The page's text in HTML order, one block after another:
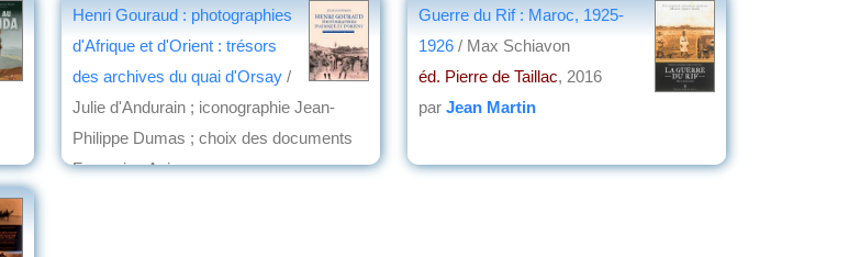
Henri Gouraud : photographies
d'Afrique et d'Orient : trésors
des archives du quai d'Orsay /
Julie d'Andurain ; iconographie Jean-
Philippe Dumas ; choix des documents
Françoise Aujogue
Guerre du Rif : Maroc, 1925-
1926 / Max Schiavon
éd. Pierre de Taillac, 2016
par Jean Martin